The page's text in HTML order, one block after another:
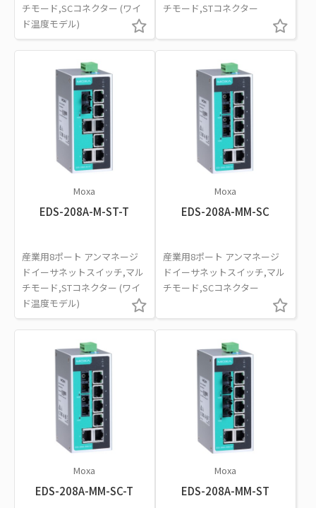
チモード,SCコネクター (ワイ
ド温度モデル)
チモード,STコネクター
Moxa
EDS-208A-M-ST-T
産業用8ポート アンマネージ
ドイーサネットスイッチ,マル
チモード,STコネクター (ワイ
ド温度モデル)
Moxa
EDS-208A-MM-SC
産業用8ポート アンマネージ
ドイーサネットスイッチ,マル
チモード,SCコネクター
Moxa
EDS-208A-MM-SC-T
Moxa
EDS-208A-MM-ST